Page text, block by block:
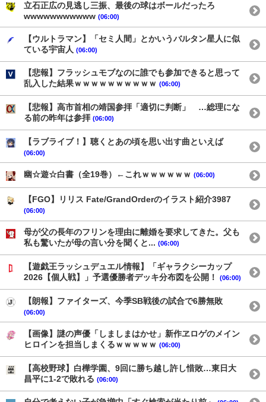
立石正広の見逃し三振、最後の球はボールだったろ
wwwwwwwwwww (06:00)
【ウルトラマン】「セミ人間」とかいうバルタン星人に似
ている宇宙人 (06:00)
【悲報】フラッシュモブなのに誰でも参加できると思って
乱入した結果ｗｗｗｗｗｗｗｗｗｗ (06:00)
【悲報】高市首相の靖国参拝「適切に判断」 …総理にな
る前の昨年は参拝 (06:00)
【ラブライブ！】聴くとあの頃を思い出す曲といえば
(06:00)
幽☆遊☆白書（全19巻）←これｗｗｗｗｗｗ (06:00)
【FGO】リリス Fate/GrandOrderのイラスト紹介3987
(06:00)
母が父の長年のフリンを理由に離婚を要求してきた。父も
私も驚いたが母の言い分を聞くと... (06:00)
【遊戯王ラッシュデュエル情報】「ギャラクシーカップ
2026【個人戦】」予選優勝者デッキ分布図を公開！
(06:00)
【朗報】ファイターズ、今季SB戦後の試合で6勝無敗
(06:00)
【画像】謎の声優「しましまはかせ」新作ヱロゲのメイン
ヒロインを担当しまくるｗｗｗｗｗ (06:00)
【高校野球】白樺学園、9回に勝ち越し許し惜敗…東日大
昌平に1-2で敗れる (06:00)